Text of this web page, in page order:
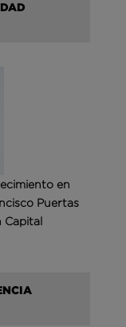
en
Puertas
Capital